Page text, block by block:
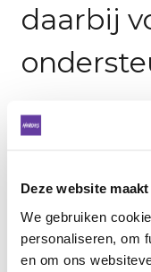
Deze website
We gebruiken
personaliseren, om
en om ons
daarbij
Fien van